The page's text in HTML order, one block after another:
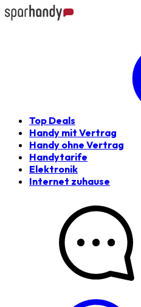
Top Deals
Handy mit Vertrag
Handy ohne Vertrag
Handytarife
Elektronik
Internet zuhause